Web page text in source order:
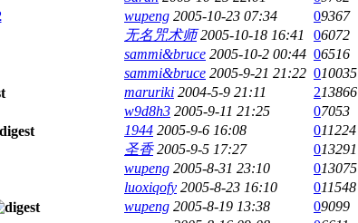
wupeng 2005-10-23 07:34 09367
无名咒术师 2005-10-18 16:41 06072
sammi&bruce 2005-10-2 00:44 06516
sammi&bruce 2005-9-21 21:22 010035
maruriki 2004-5-9 21:11 213866
w9d8h3 2005-9-11 21:25 07053
1944 2005-9-6 16:08 011224
圣香 2005-9-5 17:27 013291
wupeng 2005-8-31 23:10 013075
luoxiqofy 2005-8-23 16:10 011548
wupeng 2005-8-19 13:38 09099